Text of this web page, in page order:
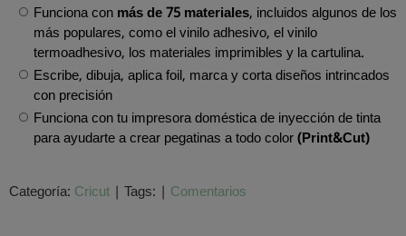
Funciona conmás de 75 materiales, incluidos algunos de los
más populares, como el vinilo adhesivo, el vinilo
termoadhesivo, los materiales imprimibles y la cartulina.
Escribe, dibuja, aplica foil, marca y corta diseños intrincados
con precisión
Funciona con tu impresora doméstica de inyección de tinta
para ayudarte a crear pegatinas a todo color(Print&Cut)
Categoría: Cricut | Tags: | Comentarios